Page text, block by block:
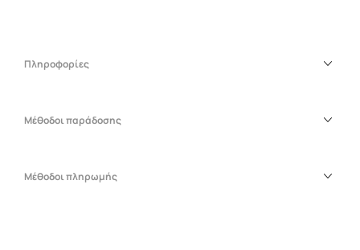
Πληροφορίες
Μέθοδοι παράδοσης
Μέθοδοι πληρωμής